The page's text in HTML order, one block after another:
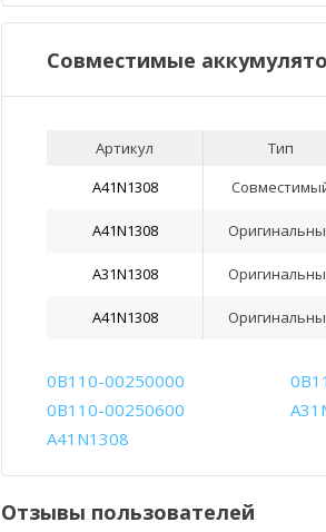
Совместимые
Артикул Тип
A41N1308
A41N1308
A31N1308
A41N1308
0B110-00250000
0B110-00250600
A41N1308
Отзывы пользователей